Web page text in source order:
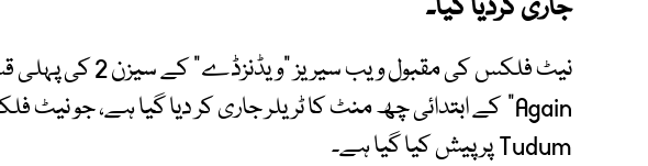
جاری کردیا گیا۔
Tudum پر پیش کیا گیا ہے۔